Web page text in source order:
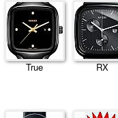
True RX